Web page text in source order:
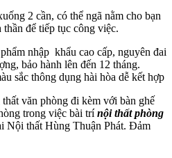
2 cần, có thể ngã nằm cho bạn
để tiếp tục công việc.
nhập khẩu cao cấp, nguyên đai
bảo hành lên đến 12 tháng.
sắc thông dụng hài hòa dễ kết hợp
văn phòng đi kèm với bàn ghế
trong việc bài trínội thất phòng
Nội thất Hùng Thuận Phát. Đảm